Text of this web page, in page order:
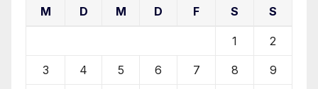
M D M D F S S
1 2
3 4 5 6 7 8 9